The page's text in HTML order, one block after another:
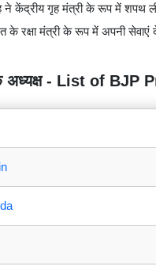
ने केंद्रीय गृह मंत्री के रूप में शपथ
के रक्षा मंत्री के रूप में अपनी सेवाएं
के अध्यक्ष - List of BJP